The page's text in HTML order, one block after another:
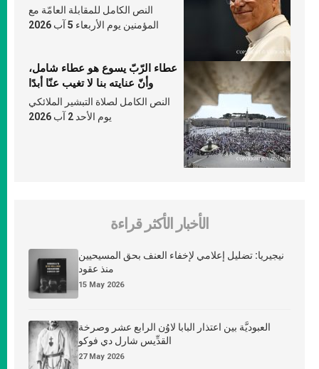
النص الكامل للمقابلة العامّة مع
المؤمنين يوم الأربعاء 5 آب 2026
عطاء الرّبّ يسوع هو عطاء شامل،
وأنّ عنايته بنا لا تغيب عنّا أبدًا
النص الكامل لصلاة التبشير الملائكي
يوم الأحد 2 آب 2026
الأخبار الأكثر قراءة
نيجيريا: تضليل إعلامي لإخفاء العنف بحق المسيحيين
منذ عقود
15 May 2026
العبوديَّة بين اعتذار البابا لاوُن الرابع عشر وصرخة
القدِّيس شارل دي فوكو
27 May 2026